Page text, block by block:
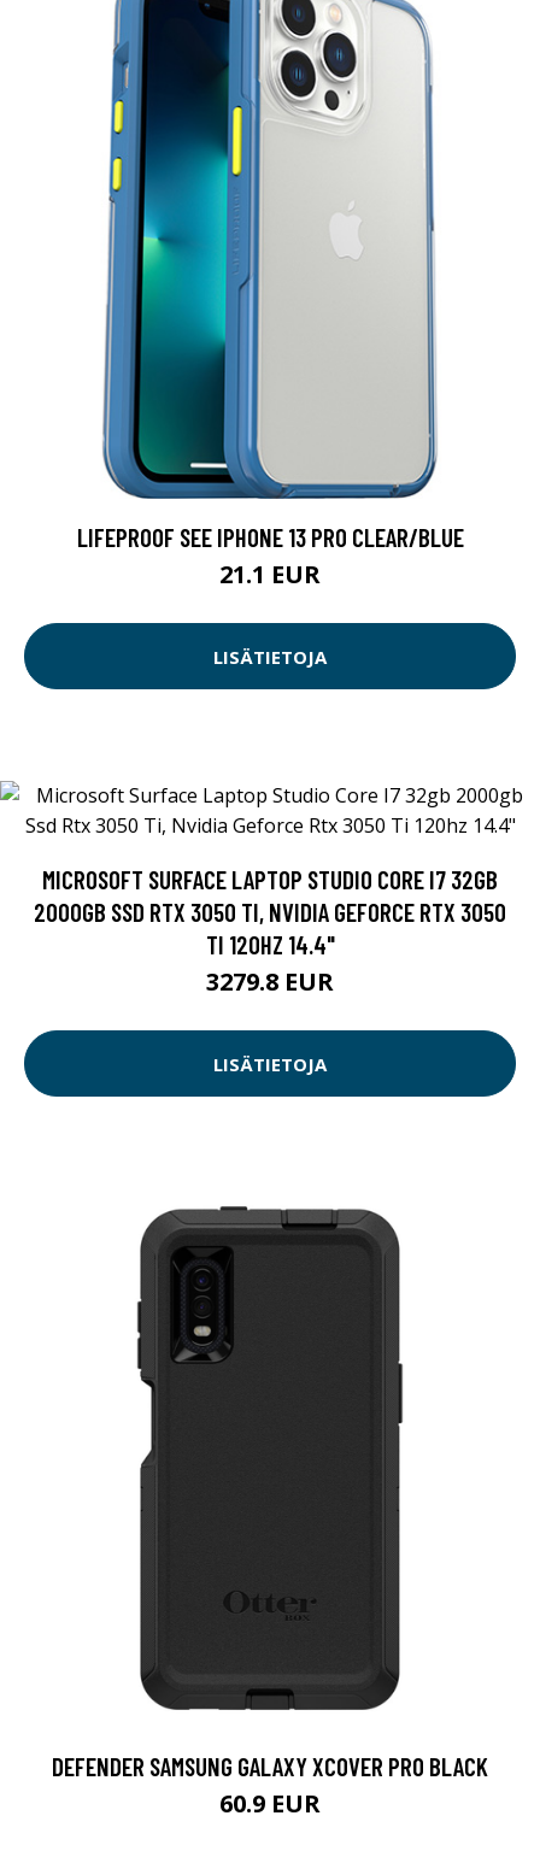
LIFEPROOF SEE IPHONE 13 PRO CLEAR/BLUE
21.1 EUR
LISÄTIETOJA
MICROSOFT SURFACE LAPTOP STUDIO CORE I7 32GB
2000GB SSD RTX 3050 TI, NVIDIA GEFORCE RTX 3050
TI 120HZ 14.4"
3279.8 EUR
LISÄTIETOJA
DEFENDER SAMSUNG GALAXY XCOVER PRO BLACK
60.9 EUR